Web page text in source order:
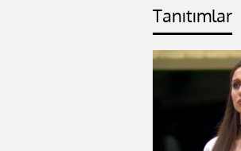
Tanıtımlar